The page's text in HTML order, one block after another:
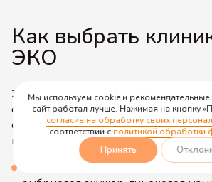
Как выбрать
ЭКО
Экстракорпоральное
ответственная процедура, поэтому
стоит подойти серьезно. В «Линии
все важные условия:
Полный штат специалистов:
Мы используем cookie и рекомендательные
сайт работал лучше. Нажимая на кнопку
согласие на обработку своих
соответствии с политикой обработки
Принять